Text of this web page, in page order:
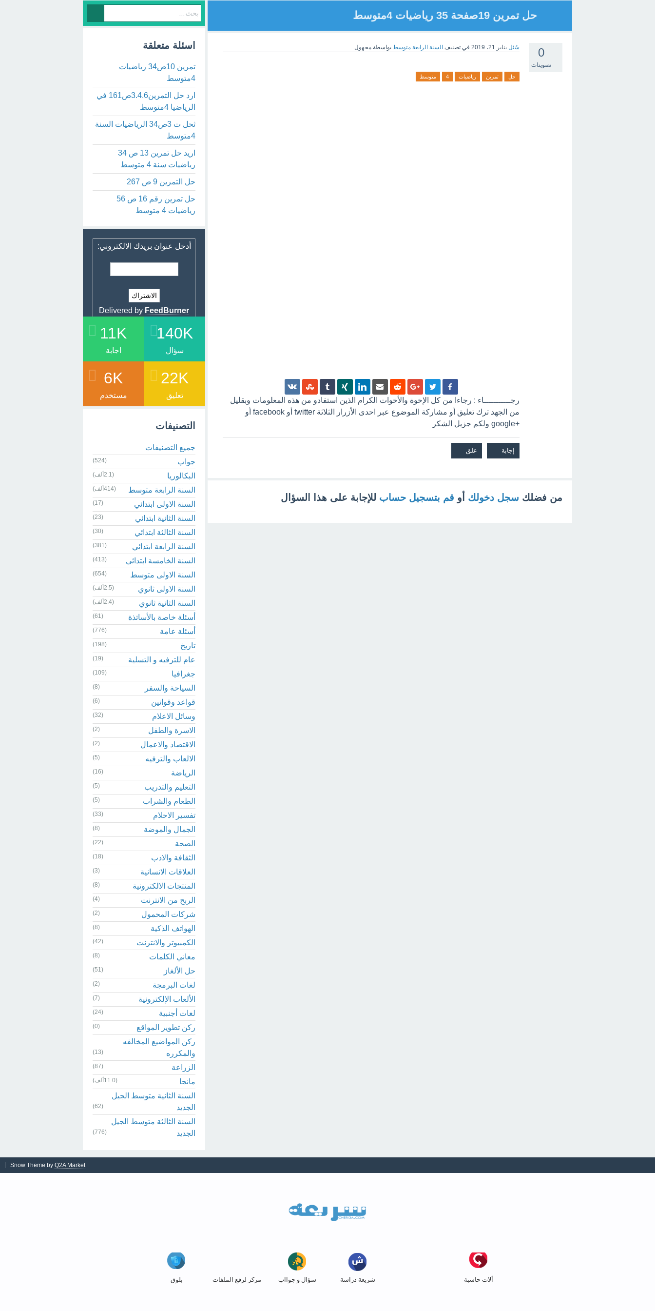
حل تمرين 19صفحة 35 رياضيات 4متوسط
0
تصويتات
سُئل يناير 21، 2019 في تصنيف السنة الرابعة متوسط بواسطة مجهول
حل تمرين رياضيات 4 متوسط
رجـــــــــــاء : رجاءا من كل الإخوة والأخوات الكرام الذين استفادو من هذه المعلومات وبقليل
من الجهد ترك تعليق أو مشاركة الموضوع عبر احدى الأزرار الثلاثة twitter أو facebook أو
+google ولكم جزيل الشكر
من فضلك سجل دخولك أو قم بتسجيل حساب للإجابة على هذا السؤال
اسئلة متعلقة
تمرين 10ص34 رياضيات
4متوسط
ارد حل التمرين3.4.6ص161 في
الرياضيا 4متوسط
ثحل ت 3ص34 الرياضيات السنة
4متوسط
اريد حل تمرين 13 ص 34
رياضيات سنة 4 متوسط
حل التمرين 9 ص 267
حل تمرين رقم 16 ص 56
رياضيات 4 متوسط
أدخل عنوان بريدك الالكتروني:
Delivered by FeedBurner
140K
سؤال
11K
اجابة
22K
تعليق
6K
مستخدم
التصنيفات
جميع التصنيفات
جواب
(524)
البكالوريا (2.1ألف)
السنة الرابعة متوسط (414ألف)
السنة الاولى ابتدائي (17)
السنة الثانية ابتدائي (23)
السنة الثالثة ابتدائي (30)
السنة الرابعة ابتدائي (381)
السنة الخامسة ابتدائي (413)
السنة الاولى متوسط (654)
السنة الاولى ثانوي (2.5ألف)
السنة الثانية ثانوي (2.4ألف)
أسئلة خاصة بالأساتذة (61)
أسئلة عامة (776)
تاريخ (198)
عام للترفيه و التسلية (19)
جغرافيا (109)
السياحة والسفر (8)
قواعد وقوانين (6)
وسائل الاعلام (32)
الاسرة والطفل (2)
الاقتصاد والاعمال (2)
الالعاب والترفيه (5)
الرياضة (16)
التعليم والتدريب (5)
الطعام والشراب (5)
تفسير الاحلام (33)
الجمال والموضة (8)
الصحة (22)
الثقافة والادب (18)
العلاقات الانسانية (3)
المنتجات الالكترونية (8)
الربح من الانترنت (4)
شركات المحمول (2)
الهواتف الذكية (8)
الكمبيوتر والانترنت (42)
معاني الكلمات (8)
حل الألغاز (51)
لغات البرمجة (2)
الألعاب الإلكترونية (7)
لغات أجنبية (24)
ركن تطوير المواقع (0)
ركن المواضيع المخالفه
والمكرره
(13)
الزراعة (87)
مانجا (11.0ألف)
السنة الثانية متوسط الجيل
الجديد
(62)
السنة الثالثة متوسط الجيل
الجديد
(776)
Snow Theme by Q2A Market